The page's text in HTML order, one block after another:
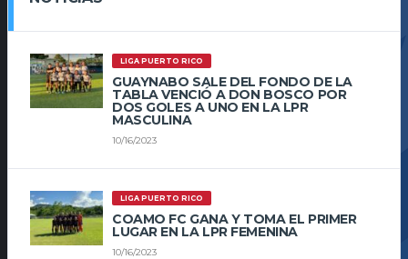
LIGA PUERTO RICO
GUAYNABO SALE DEL FONDO DE LA
TABLA VENCIÓ A DON BOSCO POR
DOS GOLES A UNO EN LA LPR
MASCULINA
10/16/2023
LIGA PUERTO RICO
COAMO FC GANA Y TOMA EL PRIMER
LUGAR EN LA LPR FEMENINA
10/16/2023